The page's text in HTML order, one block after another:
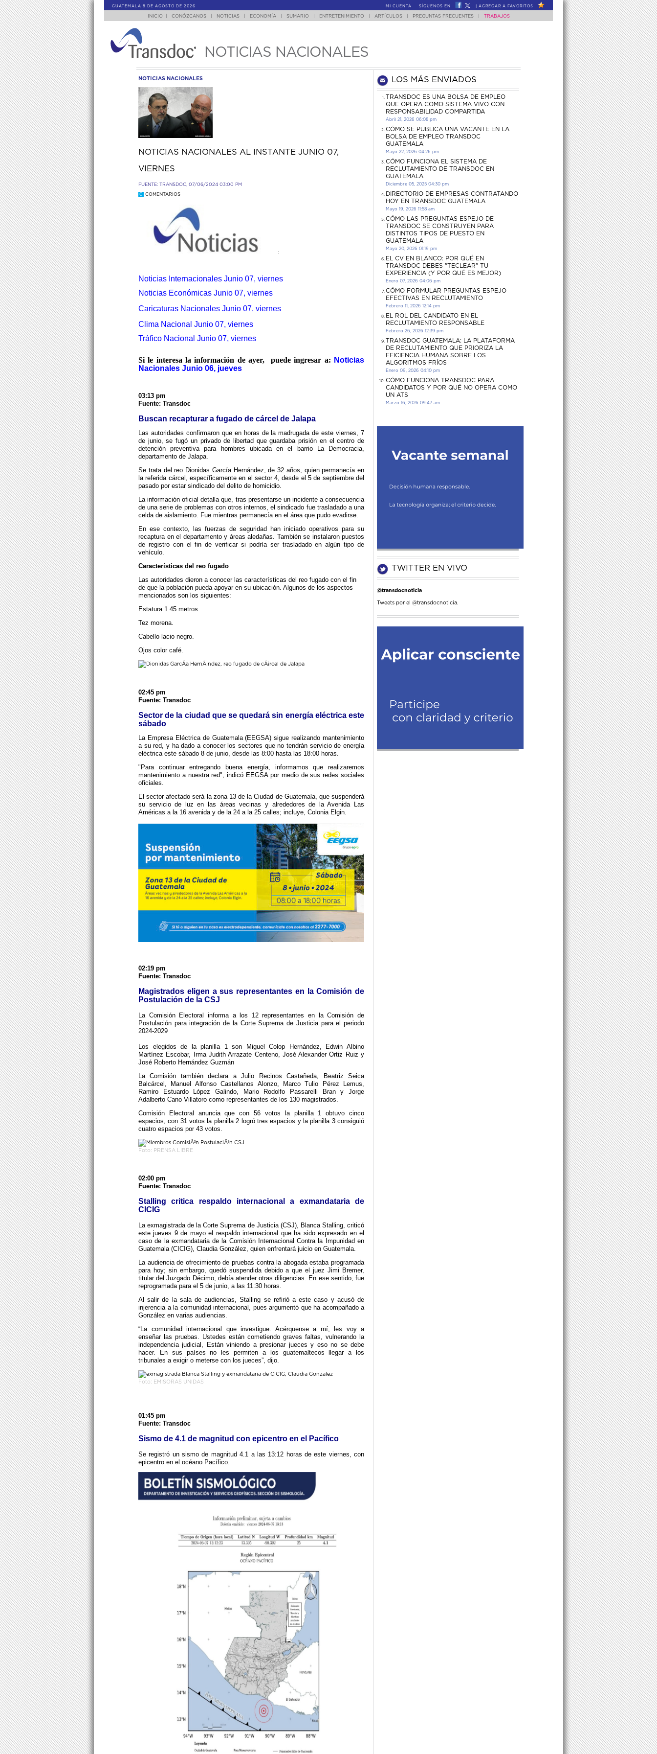
GUATEMALA 8 DE AGOSTO DE 2026 MI CUENTA SÍGUENOS EN AGREGAR A FAVORITOS
INICIO CONÓZCANOS NOTICIAS ECONOMÍA SUMARIO ENTRETENIMIENTO ARTÍCULOS PREGUNTAS FRECUENTES TRABAJOS
NOTICIAS NACIONALES
NOTICIAS NACIONALES
NOTICIAS NACIONALES AL INSTANTE JUNIO 07,
VIERNES
FUENTE: TRANSDOC, 07/06/2024 03:00 PM
0 COMENTARIOS
:
Noticias Internacionales Junio 07, viernes
Noticias Económicas Junio 07, viernes
Caricaturas Nacionales Junio 07, viernes
Clima Nacional Junio 07, viernes
Tráfico Nacional Junio 07, viernes
Si le interesa la información de ayer, puede ingresar a: Noticias
Nacionales Junio 06, jueves
03:13 pm
Fuente: Transdoc
Buscan recapturar a fugado de cárcel de Jalapa
Las autoridades confirmaron que en horas de la madrugada de este viernes, 7
de junio, se fugó un privado de libertad que guardaba prisión en el centro de
detención preventiva para hombres ubicada en el barrio La Democracia,
departamento de Jalapa.
Se trata del reo Dionidas García Hernández, de 32 años, quien permanecía en
la referida cárcel, específicamente en el sector 4, desde el 5 de septiembre del
pasado por estar sindicado del delito de homicidio.
La información oficial detalla que, tras presentarse un incidente a consecuencia
de una serie de problemas con otros internos, el sindicado fue trasladado a una
celda de aislamiento. Fue mientras permanecía en el área que pudo evadirse.
En ese contexto, las fuerzas de seguridad han iniciado operativos para su
recaptura en el departamento y áreas aledañas. También se instalaron puestos
de registro con el fin de verificar si podría ser trasladado en algún tipo de
vehículo.
Características del reo fugado
Las autoridades dieron a conocer las características del reo fugado con el fin
de que la población pueda apoyar en su ubicación. Algunos de los aspectos
mencionados son los siguientes:
Estatura 1.45 metros.
Tez morena.
Cabello lacio negro.
Ojos color café.
02:45 pm
Fuente: Transdoc
Sector de la ciudad que se quedará sin energía eléctrica este
sábado
La Empresa Eléctrica de Guatemala (EEGSA) sigue realizando mantenimiento
a su red, y ha dado a conocer los sectores que no tendrán servicio de energía
eléctrica este sábado 8 de junio, desde las 8:00 hasta las 18:00 horas.
"Para continuar entregando buena energía, informamos que realizaremos
mantenimiento a nuestra red", indicó EEGSA por medio de sus redes sociales
oficiales.
El sector afectado será la zona 13 de la Ciudad de Guatemala, que suspenderá
su servicio de luz en las áreas vecinas y alrededores de la Avenida Las
Américas a la 16 avenida y de la 24 a la 25 calles; incluye, Colonia Elgin.
02:19 pm
Fuente: Transdoc
Magistrados eligen a sus representantes en la Comisión de
Postulación de la CSJ
La Comisión Electoral informa a los 12 representantes en la Comisión de
Postulación para integración de la Corte Suprema de Justicia para el periodo
2024-2029
Los elegidos de la planilla 1 son Miguel Colop Hernández, Edwin Albino
Martínez Escobar, Irma Judith Arrazate Centeno, José Alexander Ortiz Ruiz y
José Roberto Hernández Guzmán
La Comisión también declara a Julio Recinos Castañeda, Beatriz Seica
Balcárcel, Manuel Alfonso Castellanos Alonzo, Marco Tulio Pérez Lemus,
Ramiro Estuardo López Galindo, Mario Rodolfo Passarelli Bran y Jorge
Adalberto Cano Villatoro como representantes de los 130 magistrados.
Comisión Electoral anuncia que con 56 votos la planilla 1 obtuvo cinco
espacios, con 31 votos la planilla 2 logró tres espacios y la planilla 3 consiguió
cuatro espacios por 43 votos.
Foto: PRENSA LIBRE
02:00 pm
Fuente: Transdoc
Stalling critica respaldo internacional a exmandataria de
CICIG
La exmagistrada de la Corte Suprema de Justicia (CSJ), Blanca Stalling, criticó
este jueves 9 de mayo el respaldo internacional que ha sido expresado en el
caso de la exmandataria de la Comisión Internacional Contra la Impunidad en
Guatemala (CICIG), Claudia González, quien enfrentará juicio en Guatemala.
La audiencia de ofrecimiento de pruebas contra la abogada estaba programada
para hoy; sin embargo, quedó suspendida debido a que el juez Jimi Bremer,
titular del Juzgado Décimo, debía atender otras diligencias. En ese sentido, fue
reprogramada para el 5 de junio, a las 11:30 horas.
Al salir de la sala de audiencias, Stalling se refirió a este caso y acusó de
injerencia a la comunidad internacional, pues argumentó que ha acompañado a
González en varias audiencias.
“La comunidad internacional que investigue. Acérquense a mí, les voy a
enseñar las pruebas. Ustedes están cometiendo graves faltas, vulnerando la
independencia judicial, Están viniendo a presionar jueces y eso no se debe
hacer. En sus países no les permiten a los guatemaltecos llegar a los
tribunales a exigir o meterse con los jueces”, dijo.
Foto: EMISORAS UNIDAS
01:45 pm
Fuente: Transdoc
Sismo de 4.1 de magnitud con epicentro en el Pacífico
Se registró un sismo de magnitud 4.1 a las 13:12 horas de este viernes, con
epicentro en el océano Pacífico.
LOS MÁS ENVIADOS
TRANSDOC ES UNA BOLSA DE EMPLEO
QUE OPERA COMO SISTEMA VIVO CON
RESPONSABILIDAD COMPARTIDA
Abril 21, 2026 06:08 pm
CÓMO SE PUBLICA UNA VACANTE EN LA
BOLSA DE EMPLEO TRANSDOC
GUATEMALA
Mayo 22, 2026 04:26 pm
CÓMO FUNCIONA EL SISTEMA DE
RECLUTAMIENTO DE TRANSDOC EN
GUATEMALA
Diciembre 05, 2025 04:30 pm
DIRECTORIO DE EMPRESAS CONTRATANDO
HOY EN TRANSDOC GUATEMALA
Mayo 19, 2026 11:58 am
CÓMO LAS PREGUNTAS ESPEJO DE
TRANSDOC SE CONSTRUYEN PARA
DISTINTOS TIPOS DE PUESTO EN
GUATEMALA
Mayo 20, 2026 01:19 pm
EL CV EN BLANCO: POR QUÉ EN
TRANSDOC DEBES "TECLEAR" TU
EXPERIENCIA (Y POR QUÉ ES MEJOR)
Enero 07, 2026 04:06 pm
CÓMO FORMULAR PREGUNTAS ESPEJO
EFECTIVAS EN RECLUTAMIENTO
Febrero 11, 2026 12:14 pm
EL ROL DEL CANDIDATO EN EL
RECLUTAMIENTO RESPONSABLE
Febrero 26, 2026 12:39 pm
TRANSDOC GUATEMALA: LA PLATAFORMA
DE RECLUTAMIENTO QUE PRIORIZA LA
EFICIENCIA HUMANA SOBRE LOS
ALGORITMOS FRÍOS
Enero 09, 2026 04:10 pm
CÓMO FUNCIONA TRANSDOC PARA
CANDIDATOS Y POR QUÉ NO OPERA COMO
UN ATS
Marzo 16, 2026 09:47 am
TWITTER EN VIVO
@transdocnoticia
Tweets por el @transdocnoticia.